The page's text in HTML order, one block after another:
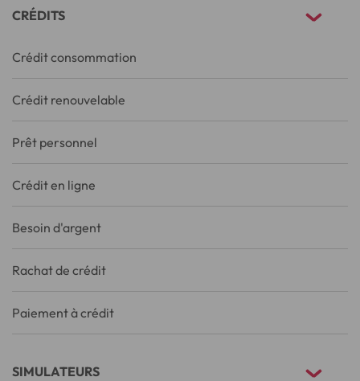
CRÉDITS
Crédit consommation
Crédit renouvelable
Prêt personnel
Crédit en ligne
Besoin d'argent
Rachat de crédit
Paiement à crédit
SIMULATEURS